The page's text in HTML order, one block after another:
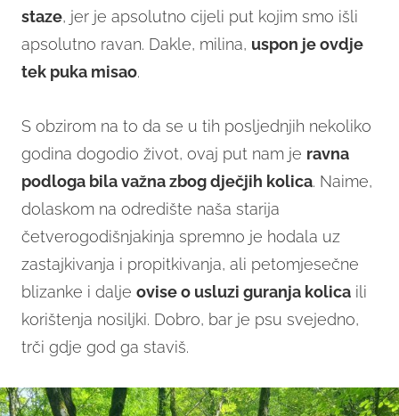
staze, jer je apsolutno cijeli put kojim smo išli
apsolutno ravan. Dakle, milina, uspon je ovdje
tek puka misao.
S obzirom na to da se u tih posljednjih nekoliko
godina dogodio život, ovaj put nam je ravna
podloga bila važna zbog dječjih kolica. Naime,
dolaskom na odredište naša starija
četverogodišnjakinja spremno je hodala uz
zastajkivanja i propitkivanja, ali petomjesečne
blizanke i dalje ovise o usluzi guranja kolica ili
korištenja nosiljki. Dobro, bar je psu svejedno,
trči gdje god ga staviš.